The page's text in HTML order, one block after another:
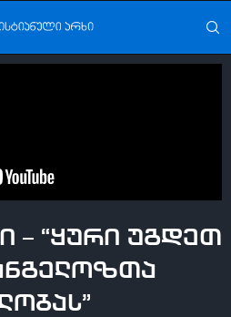
– “ყური უგდეთ